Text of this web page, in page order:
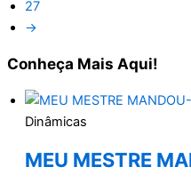
27
→
Conheça Mais Aqui!
Dinâmicas
MEU MESTRE